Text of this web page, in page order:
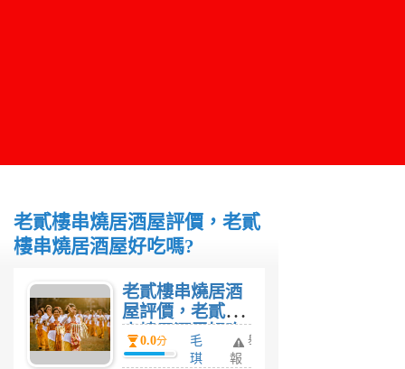
老貳樓串燒居酒屋評價，老貳
樓串燒居酒屋好吃嗎?
老貳樓串燒居酒
屋評價，老貳樓
串燒居酒屋好吃
嗎?
0.0分
毛
琪
舉
報